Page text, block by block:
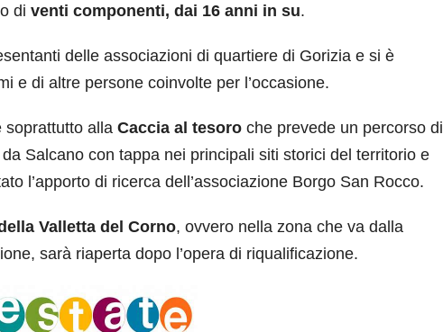
di venti componenti, dai 16 anni in su.
delle associazioni di quartiere di Gorizia e si è
e di altre persone coinvolte per l’occasione.
soprattutto alla Caccia al tesoro che prevede un percorso di
Salcano con tappa nei principali siti storici del territorio e
l’apporto di ricerca dell’associazione Borgo San Rocco.
Valletta del Corno, ovvero nella zona che va dalla
sarà riaperta dopo l’opera di riqualificazione.